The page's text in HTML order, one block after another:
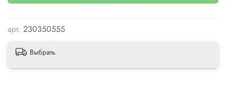
арт. 230350555
Выбрать